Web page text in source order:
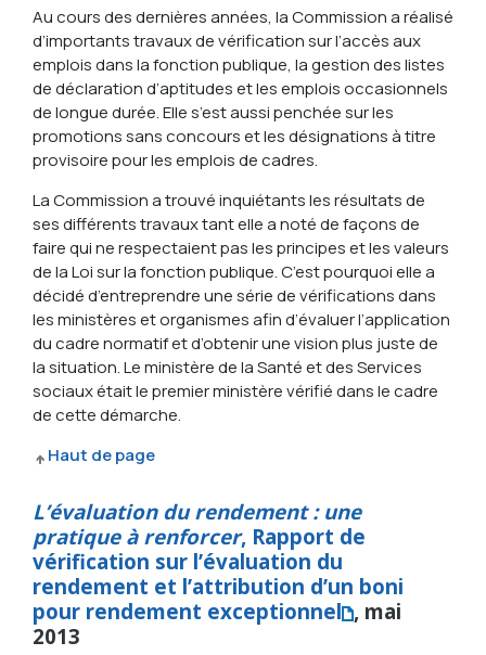
Au cours des dernières années, la Commission a réalisé
d’importants travaux de vérification sur l’accès aux
emplois dans la fonction publique, la gestion des listes
de déclaration d’aptitudes et les emplois occasionnels
de longue durée. Elle s’est aussi penchée sur les
promotions sans concours et les désignations à titre
provisoire pour les emplois de cadres.
La Commission a trouvé inquiétants les résultats de
ses différents travaux tant elle a noté de façons de
faire qui ne respectaient pas les principes et les valeurs
de la Loi sur la fonction publique. C’est pourquoi elle a
décidé d’entreprendre une série de vérifications dans
les ministères et organismes afin d’évaluer l’application
du cadre normatif et d’obtenir une vision plus juste de
la situation. Le ministère de la Santé et des Services
sociaux était le premier ministère vérifié dans le cadre
de cette démarche.
Haut de page
L’évaluation du rendement : une
pratique à renforcer, Rapport de
vérification sur l’évaluation du
rendement et l’attribution d’un boni
pour rendement exceptionnel , mai
2013